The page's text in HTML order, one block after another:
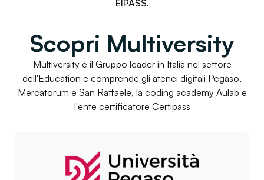
EIPASS.
Scopri Multiversity
Multiversity è il Gruppo leader in Italia nel settore
dell'Education e comprende gli atenei digitali Pegaso,
Mercatorum e San Raffaele, la coding academy Aulab e
l'ente certificatore Certipass